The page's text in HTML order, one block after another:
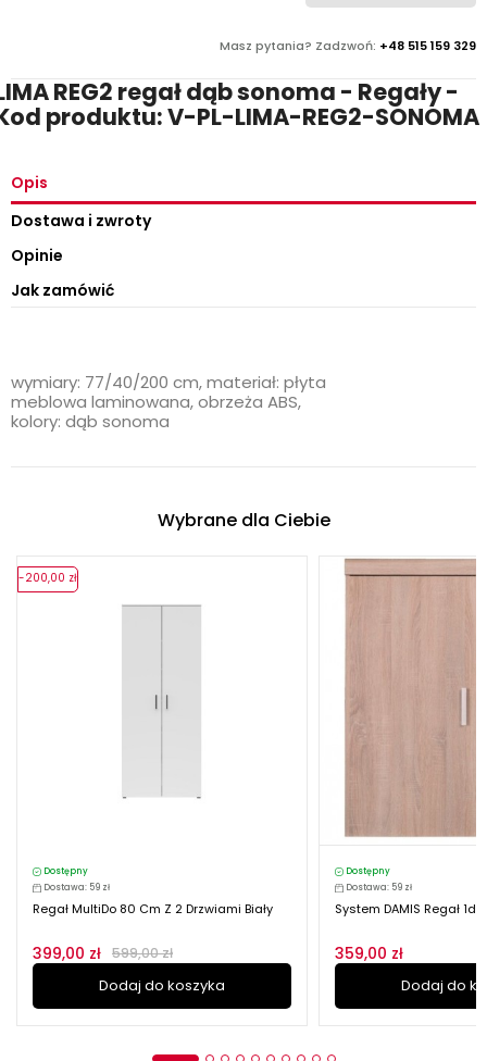
Masz pytania? Zadzwoń: +48 515 159 329
REG2 regał dąb sonoma - Regały -
produktu: V-PL-LIMA-REG2-SONOMA
Opis
Dostawa i zwroty
Opinie
Jak zamówić
wymiary: 77/40/200 cm, materiał: płyta
meblowa laminowana, obrzeża ABS,
kolory: dąb sonoma
Wybrane dla Ciebie
Dostępny
Dostawa: 59 zł
Regał MultiDo 80 Cm Z 2 Drzwiami Biały
399,00 zł 599,00 zł
Dodaj do koszyka
-200,00 zł
Dostępny
Dostawa: 59 zł
System DAMIS Regał
359,00 zł
Dodaj do